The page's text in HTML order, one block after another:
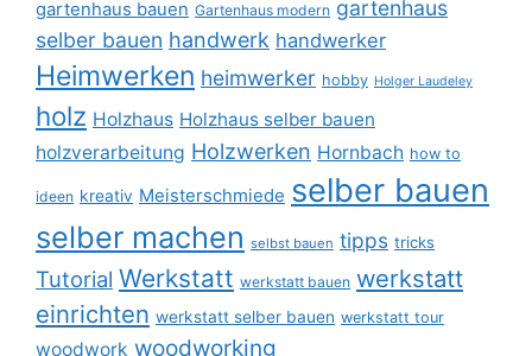
gartenhaus bauen Gartenhaus modern gartenhaus
selber bauen handwerk handwerker
Heimwerken heimwerker hobby Holger Laudeley
holz Holzhaus Holzhaus selber bauen
holzverarbeitung Holzwerken Hornbach how to
ideen kreativ Meisterschmiede selber bauen
selber machen selbst bauen tipps tricks
Tutorial Werkstatt werkstatt bauen werkstatt
einrichten werkstatt selber bauen werkstatt tour
woodwork woodworking